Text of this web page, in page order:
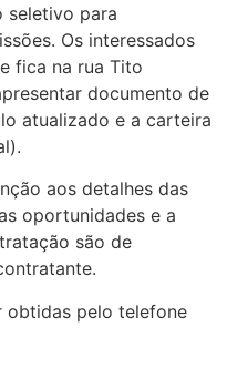
seletivo para
Os interessados
fica na rua Tito
documento de
atualizado e a carteira
aos detalhes das
oportunidades e a
são de
obtidas pelo telefone